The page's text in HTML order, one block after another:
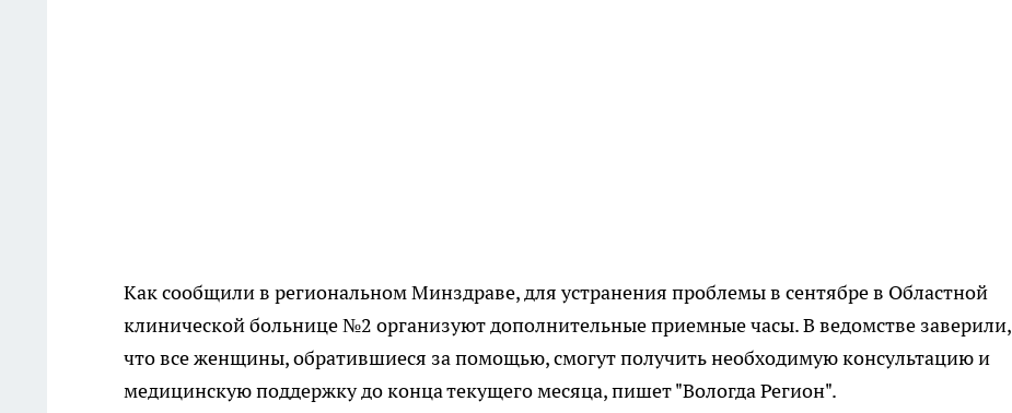
Как сообщили в региональном Минздраве, для устранения проблемы в сентябре в Областной
клинической больнице №2 организуют дополнительные приемные часы. В ведомстве заверили,
что все женщины, обратившиеся за помощью, смогут получить необходимую консультацию и
медицинскую поддержку до конца текущего месяца, пишет "Вологда Регион".